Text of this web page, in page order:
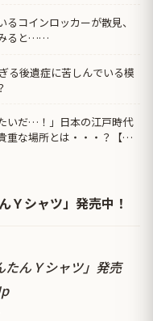
コインロッカーが散見、
みると……
る後遺症に苦しんでいる模
いだ…！」日本の江戸時代
重な場所とは・・・？【海
Ｙシャツ」発売中！
んＹシャツ」発売